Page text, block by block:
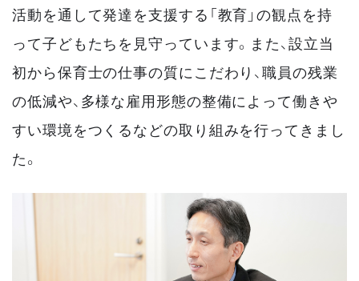
活動を通して発達を支援する「教育」の観点を持
って子どもたちを見守っています。また、設立当
初から保育士の仕事の質にこだわり、職員の残業
の低減や、多様な雇用形態の整備によって働きや
すい環境をつくるなどの取り組みを行ってきまし
た。